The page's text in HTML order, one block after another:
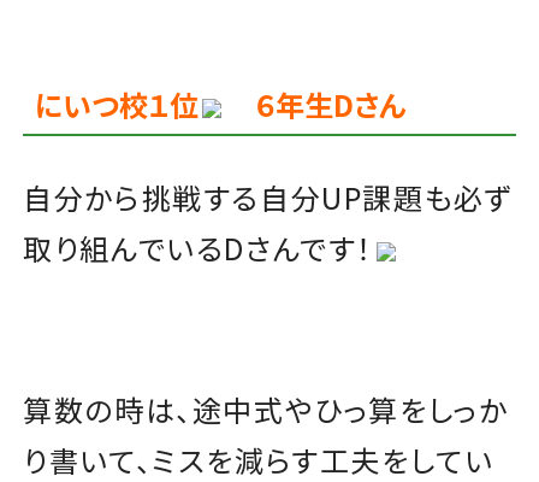
にいつ校１位 ６年生Dさん
自分から挑戦する自分UP課題も必ず
取り組んでいるDさんです！
算数の時は、途中式やひっ算をしっか
り書いて、ミスを減らす工夫をしてい